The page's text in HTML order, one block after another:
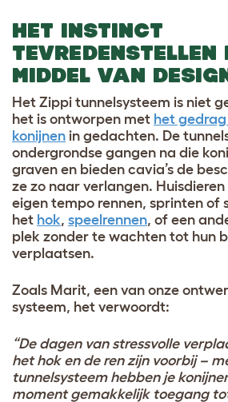
HET INSTINCT
TEVREDENSTELLEN
MIDDEL VAN
Het Zippi tunnelsysteem is niet
het is ontworpen met het gedrag
konijnen in gedachten. De
ondergrondse gangen na die
graven en bieden cavia’s de
ze zo naar verlangen.
eigen tempo rennen, sprinten of
het hok, speelrennen, of een
plek zonder te wachten tot hun
verplaatsen.
Zoals Marit, een van onze
systeem, het verwoordt:
“De dagen van stressvolle
het hok en de ren zijn voorbij –
tunnelsysteem hebben je
moment gemakkelijk toegang